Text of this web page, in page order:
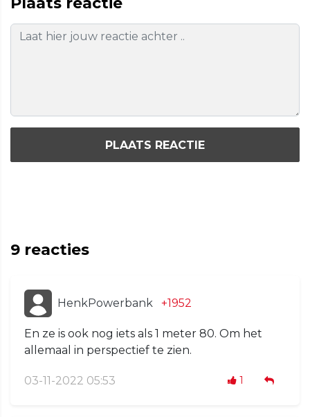
PLAATS REACTIE
9 reacties
HenkPowerbank +1952
En ze is ook nog iets als 1 meter 80. Om het
allemaal in perspectief te zien.
03-11-2022 05:53 1